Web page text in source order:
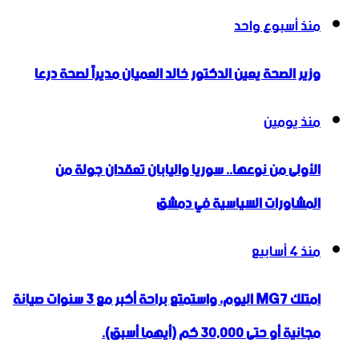
منذ أسبوع واحد
وزير الصحة يعين الدكتور خالد العميان مديراً لصحة درعا
منذ يومين
الأولى من نوعها.. سوريا واليابان تعقدان جولة من
المشاورات السياسية في دمشق
منذ 4 أسابيع
امتلك MG7 اليوم، واستمتع براحة أكبر مع 3 سنوات صيانة
مجانية أو حتى 30,000 كم (أيهما أسبق).